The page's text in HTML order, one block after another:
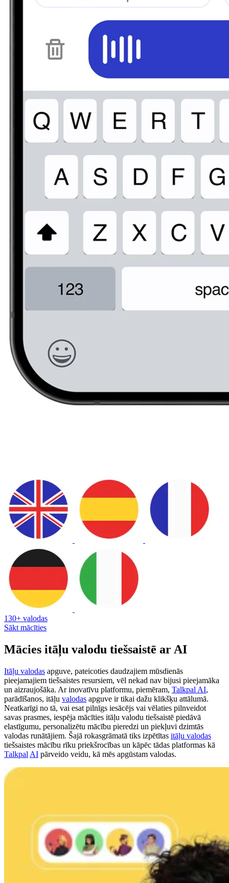
130+ valodas
Sākt mācīties
Mācies itāļu valodu tiešsaistē ar AI
Itāļu valodas apguve, pateicoties daudzajiem mūsdienās
pieejamajiem tiešsaistes resursiem, vēl nekad nav bijusi pieejamāka
un aizraujošāka. Ar inovatīvu platformu, piemēram, Talkpal AI,
parādīšanos, itāļu valodas apguve ir tikai dažu klikšķu attālumā.
Neatkarīgi no tā, vai esat pilnīgs iesācējs vai vēlaties pilnveidot
savas prasmes, iespēja mācīties itāļu valodu tiešsaistē piedāvā
elastīgumu, personalizētu mācību pieredzi un piekļuvi dzimtās
valodas runātājiem. Šajā rokasgrāmatā tiks izpētītas itāļu valodas
tiešsaistes mācību rīku priekšrocības un kāpēc tādas platformas kā
Talkpal AI pārveido veidu, kā mēs apgūstam valodas.